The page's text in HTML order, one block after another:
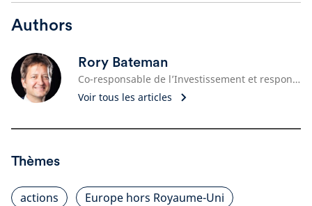
Authors
Rory Bateman
Co-responsable de l’Investissement et responsable de la gestion Actions
Voir tous les articles
Thèmes
actions
Europe hors Royaume-Uni